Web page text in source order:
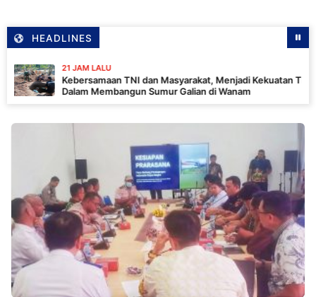
HEADLINES
21 JAM LALU
Kebersamaan TNI dan Masyarakat, Menjadi Kekuatan TMMD
Dalam Membangun Sumur Galian di Wanam